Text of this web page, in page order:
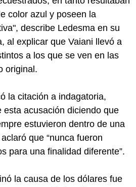
color azul y poseen la
describe Ledesma en su
al explicar que Vaiani llevó a
a los que se ven en las
original.
la citación a indagatoria,
esta acusación diciendo que
estuvieron dentro de una
que “nunca fueron
para una finalidad diferente”.
la causa de los dólares fue